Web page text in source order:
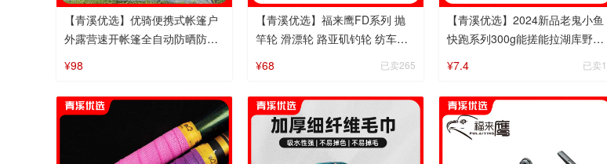
【青溪优选】优骑便携式帐篷户
外露营速开帐篷全自动防晒防雨
¥98
【青溪优选】福来鹰FD系列 抛
竿轮 滑漂轮 路亚矶钓轮 纺车轮
¥68 已卖265
【青溪优选】2024新品老鬼小鱼
快跑系列300g能搓能拉湖库野钓
¥7.4 已卖1